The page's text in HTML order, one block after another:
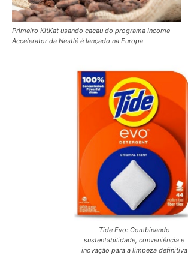
Primeiro KitKat usando cacau do programa Income
Accelerator da Nestlé é lançado na Europa
Tide Evo: Combinando
sustentabilidade, conveniência e
inovação para a limpeza definitiva